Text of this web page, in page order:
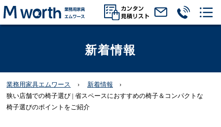
新着情報
業務用家具エムワース
新着情報
狭い店舗での椅子選び | 省スペースにおすすめの椅子＆コンパクトな
椅子選びのポイントをご紹介